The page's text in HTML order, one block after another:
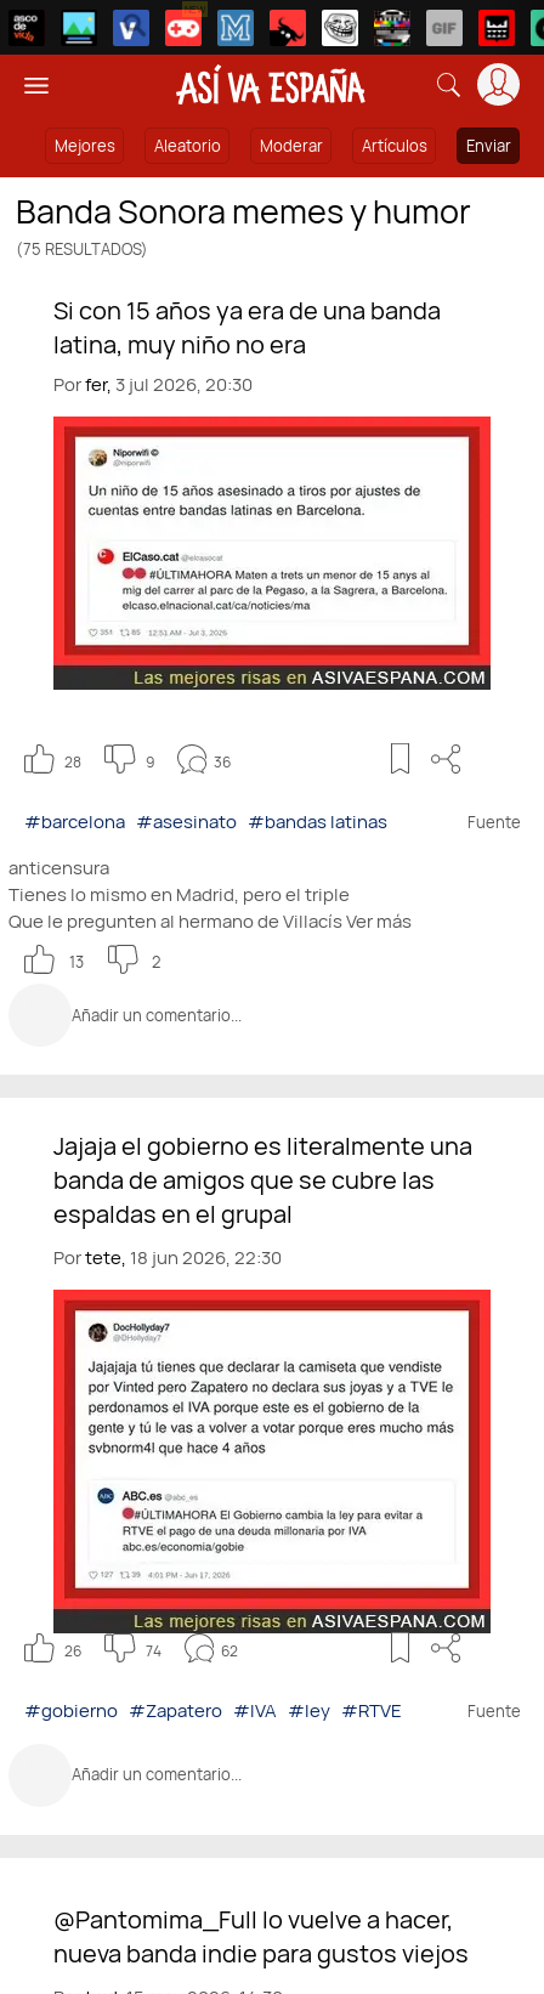
NEW
Mejores Aleatorio Moderar Artículos Enviar
Banda Sonora memes y humor
(75 RESULTADOS)
Porfer, 3 jul 2026, 20:30
28 9 36
#barcelona #asesinato #bandas latinas Fuente
anticensura
Tienes lo mismo en Madrid, pero el triple
Que le pregunten al hermano de VillacísVer más
13 2
Añadir un comentario...
Portete, 18 jun 2026, 22:30
26 74 62
#gobierno #Zapatero #IVA #ley #RTVE Fuente
Añadir un comentario...